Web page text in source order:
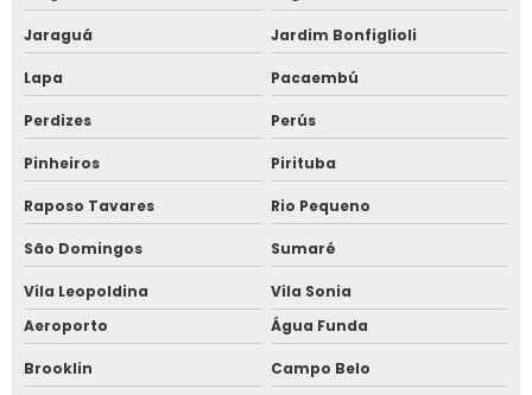
Janela de alumínio sobreposta
Janela de alumínio sobreposta em são paulo
Janela de alumínio sobreposta em sp
Janela em aluminio vidro duplo
Janela anti barulho
Janela anti barulho para residências
Janela anti ruído sobrepor
Janela anti ruído de sobrepor slim
Jaraguá Jardim Bonfiglioli
Lapa Pacaembú
Perdizes Perús
Pinheiros Pirituba
Raposo Tavares Rio Pequeno
São Domingos Sumaré
Vila Leopoldina
Vila Sonia
Aeroporto
Água Funda
Brooklin Campo Belo